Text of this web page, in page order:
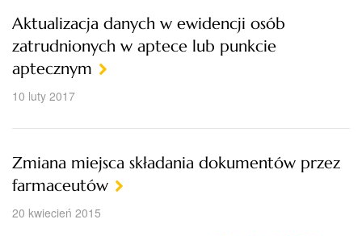
Aktualizacja danych w ewidencji osób
zatrudnionych w aptece lub punkcie
aptecznym
10 luty 2017
Zmiana miejsca składania dokumentów przez
farmaceutów
20 kwiecień 2015